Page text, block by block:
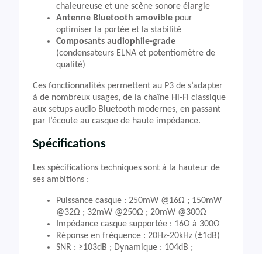
chaleureuse et une scène sonore élargie
Antenne Bluetooth amovible pour
optimiser la portée et la stabilité
Composants audiophile-grade
(condensateurs ELNA et potentiomètre de
qualité)
Ces fonctionnalités permettent au P3 de s’adapter
à de nombreux usages, de la chaîne Hi-Fi classique
aux setups audio Bluetooth modernes, en passant
par l’écoute au casque de haute impédance.
Spécifications
Les spécifications techniques sont à la hauteur de
ses ambitions :
Puissance casque : 250mW @16Ω ; 150mW
@32Ω ; 32mW @250Ω ; 20mW @300Ω
Impédance casque supportée : 16Ω à 300Ω
Réponse en fréquence : 20Hz-20kHz (±1dB)
SNR : ≥103dB ; Dynamique : 104dB ;